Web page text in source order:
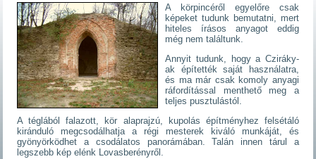
A körpincéről egyelőre csak
képeket tudunk bemutatni, mert
hiteles írásos anyagot eddig
még nem találtunk.
Annyit tudunk, hogy a Cziráky-
ak építették saját használatra,
és ma már csak komoly anyagi
ráfordítással menthető meg a
teljes pusztulástól.
A téglából falazott, kör alaprajzú, kupolás építményhez felsétáló
kiránduló megcsodálhatja a régi mesterek kiváló munkáját, és
gyönyörködhet a csodálatos panorámában. Talán innen tárul a
legszebb kép elénk Lovasberényről.